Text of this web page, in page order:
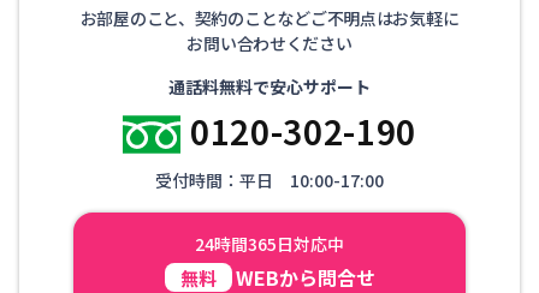
お部屋のこと、契約のことなどご不明点はお気軽に
お問い合わせください
通話料無料で安心サポート
0120-302-190
受付時間：平日 10:00-17:00
24時間365日対応中
無料 WEBから問合せ